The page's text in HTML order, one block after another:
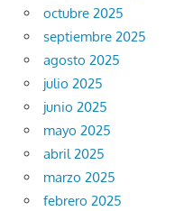
octubre 2025
septiembre 2025
agosto 2025
julio 2025
junio 2025
mayo 2025
abril 2025
marzo 2025
febrero 2025